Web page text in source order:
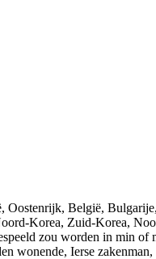
Oostenrijk, België,
Korea, Zuid-Korea,
zou worden in min of
wonende, Ierse zakenman,